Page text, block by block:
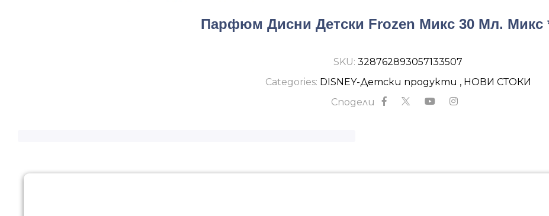
Парфюм Дисни Детски Frozen Микс 30 Мл. Микс
SKU: 328762893057133507
Categories: DISNEY-Детски продукти , НОВИ СТОКИ
Сподели